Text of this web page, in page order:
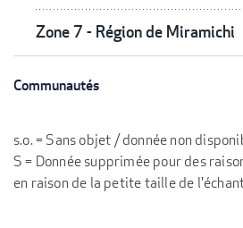
Zone 7 - Région de Miramichi
Communautés
s.o. = Sans objet / donnée non
S = Donnée supprimée pour des
en raison de la petite taille de